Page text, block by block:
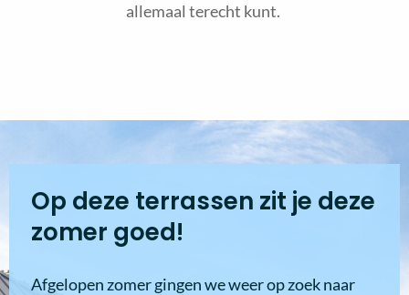
allemaal terecht kunt.
Op deze terrassen zit je deze
zomer goed!
Afgelopen zomer gingen we weer op zoek naar